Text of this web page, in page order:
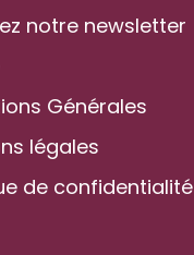
notre newsletter
Générales
légales
de confidentialité